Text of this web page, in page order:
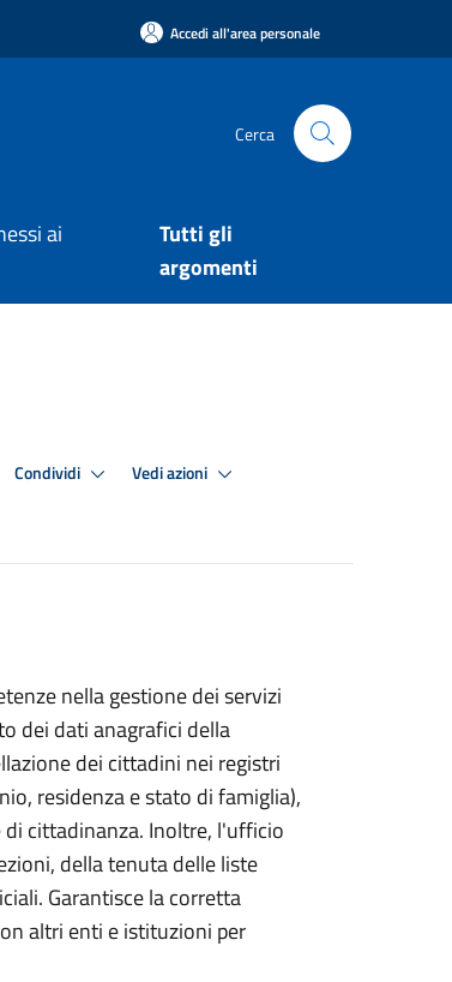
Accedi all'area personale
Cerca
ai
Tutti gli
argomenti
Condividi Vedi azioni
nella gestione dei servizi
dei dati anagrafici della
dei cittadini nei registri
residenza e stato di famiglia),
cittadinanza. Inoltre, l'ufficio
della tenuta delle liste
Garantisce la corretta
altri enti e istituzioni per